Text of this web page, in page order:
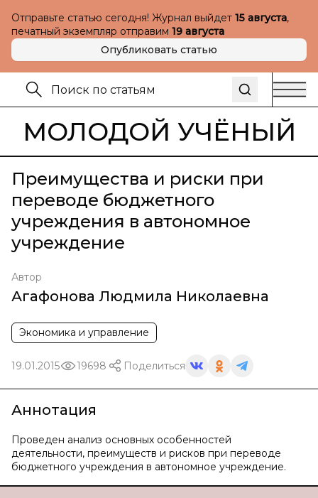
Отправьте статью сегодня! Журнал выйдет 15 августа,
печатный экземпляр отправим 19 августа
Опубликовать статью
МОЛОДОЙ УЧЁНЫЙ
Преимущества и риски при
переводе бюджетного
учреждения в автономное
учреждение
Автор
Агафонова Людмила Николаевна
Экономика и управление
19.01.2015 19698 Поделиться
Аннотация
Проведен анализ основных особенностей
деятельности, преимуществ и рисков при переводе
бюджетного учреждения в автономное учреждение.